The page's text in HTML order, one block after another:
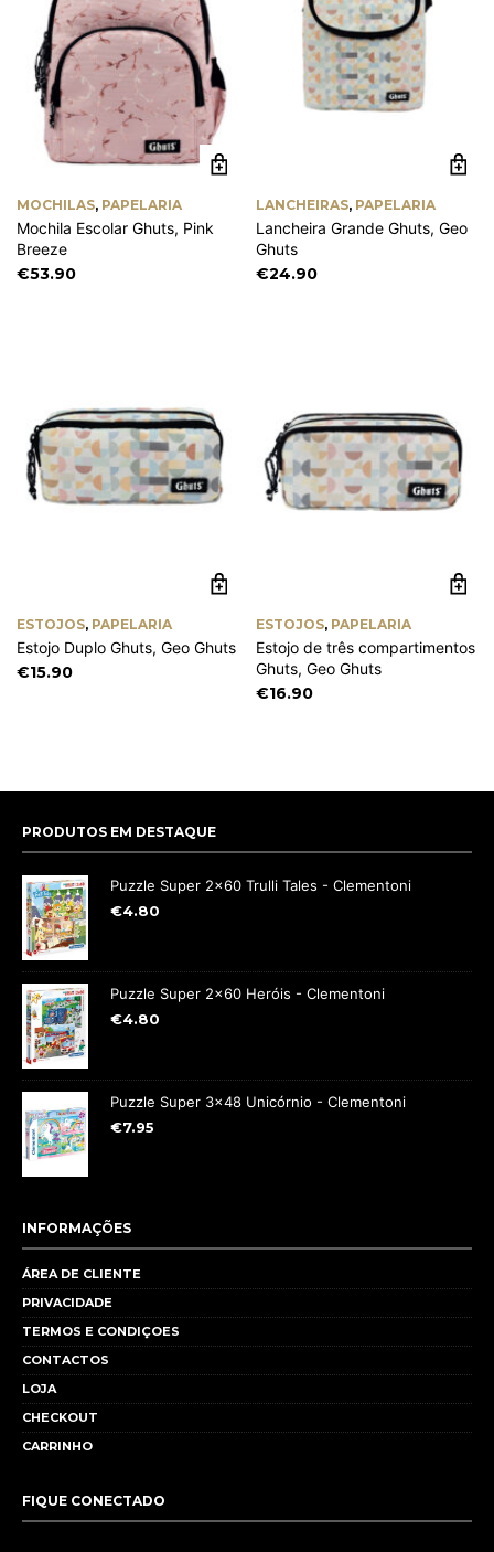
MOCHILAS, PAPELARIA
Mochila Escolar Ghuts, Pink
Breeze
€53.90
LANCHEIRAS, PAPELARIA
Lancheira Grande Ghuts, Geo
Ghuts
€24.90
ESTOJOS, PAPELARIA
Estojo Duplo Ghuts, Geo Ghuts
€15.90
ESTOJOS, PAPELARIA
Estojo de três compartimentos
Ghuts, Geo Ghuts
€16.90
PRODUTOS EM DESTAQUE
Puzzle Super 2x60 Trulli Tales - Clementoni
€4.80
Puzzle Super 2x60 Heróis - Clementoni
€4.80
Puzzle Super 3x48 Unicórnio - Clementoni
€7.95
INFORMAÇÕES
ÁREA DE CLIENTE
PRIVACIDADE
TERMOS E CONDIÇOES
CONTACTOS
LOJA
CHECKOUT
CARRINHO
FIQUE CONECTADO